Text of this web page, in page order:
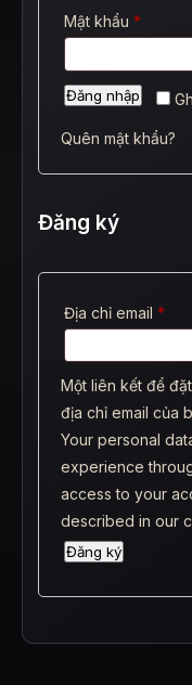
Mật khẩu *
Đăng nhập
Quên mật khẩu?
Đăng ký
Địa chỉ email *
Một liên kết để
địa chỉ email của
Your personal
experience
access to your
described in our
Đăng ký